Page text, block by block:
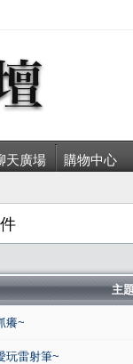
天廣場 購物中心
主
癢~
玩雷射筆~